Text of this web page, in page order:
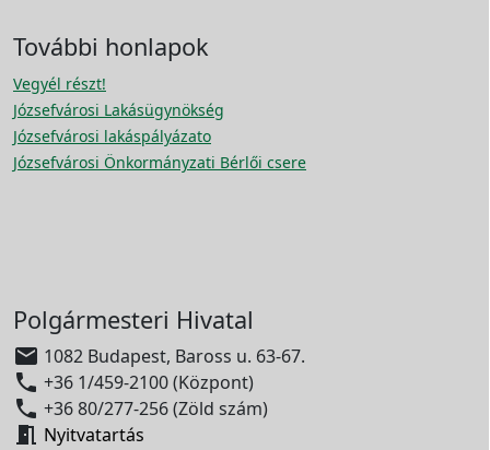
További honlapok
Vegyél részt!
Józsefvárosi Lakásügynökség
Józsefvárosi lakáspályázato
Józsefvárosi Önkormányzati Bérlői csere
Polgármesteri Hivatal
 1082 Budapest, Baross u. 63-67.
 +36 1/459-2100 (Központ)
 +36 80/277-256 (Zöld szám)
 Nyitvatartás